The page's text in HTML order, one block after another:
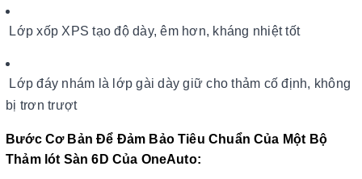
Lớp xốp XPS tạo độ dày, êm hơn, kháng nhiệt tốt
Lớp đáy nhám là lớp gài dày giữ cho thảm cố định, không
bị trơn trượt
Bước Cơ Bản Để Đảm Bảo Tiêu Chuẩn Của Một Bộ
Thảm lót Sàn 6D Của OneAuto: